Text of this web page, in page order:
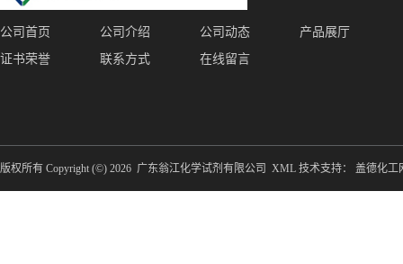
公司首页 公司介绍 公司动态
产品展厅
证书荣誉
联系方式 在线留言
版权所有 Copyright (©) 2026 广东翁江化学试剂有限公司 XML 技术支持： 盖德化工